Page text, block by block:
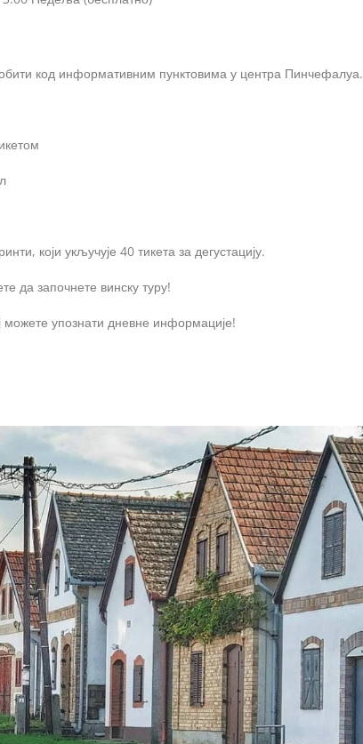
код информативним пунктовима у центра Пинчефалуа.
који укључује 40 тикета за дегустацију.
да започнете винску туру!
можете упознати дневне информације!